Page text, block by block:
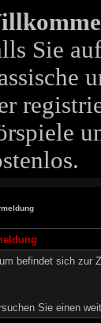
Sie
befindet sich zur
Sie einen